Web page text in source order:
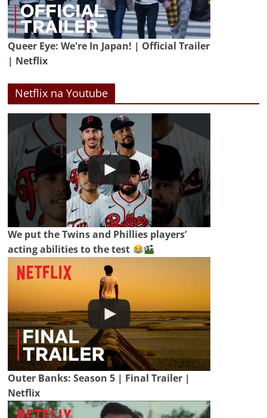
Queer Eye: We're In Japan! | Official Trailer
| Netflix
Netflix na Youtube
We put the Twins and Phillies players’
acting abilities to the test
Outer Banks: Season 5 | Final Trailer |
Netflix